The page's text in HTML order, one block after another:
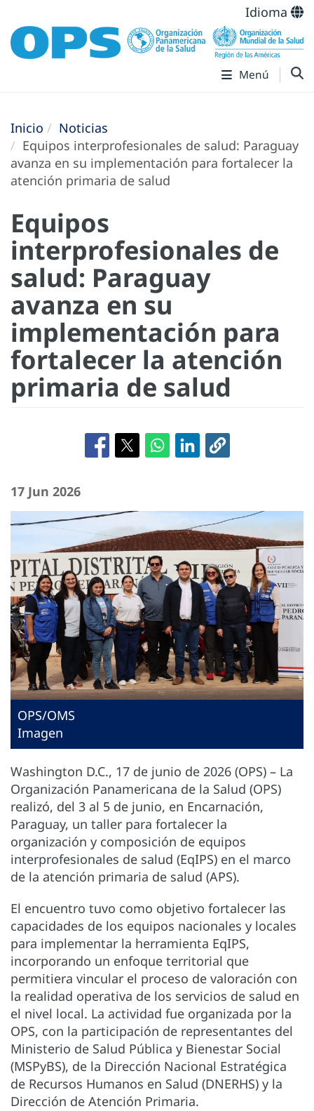
Idioma
Menú
Inicio
Noticias
Equipos interprofesionales de salud: Paraguay
avanza en su implementación para fortalecer la
atención primaria de salud
Equipos
interprofesionales de
salud: Paraguay
avanza en su
implementación para
fortalecer la atención
primaria de salud
17 Jun 2026
OPS/OMS
Imagen
Washington D.C., 17 de junio de 2026 (OPS) – La
Organización Panamericana de la Salud (OPS)
realizó, del 3 al 5 de junio, en Encarnación,
Paraguay, un taller para fortalecer la
organización y composición de equipos
interprofesionales de salud (EqIPS) en el marco
de la atención primaria de salud (APS).
El encuentro tuvo como objetivo fortalecer las
capacidades de los equipos nacionales y locales
para implementar la herramienta EqIPS,
incorporando un enfoque territorial que
permitiera vincular el proceso de valoración con
la realidad operativa de los servicios de salud en
el nivel local. La actividad fue organizada por la
OPS, con la participación de representantes del
Ministerio de Salud Pública y Bienestar Social
(MSPyBS), de la Dirección Nacional Estratégica
de Recursos Humanos en Salud (DNERHS) y la
Dirección de Atención Primaria.